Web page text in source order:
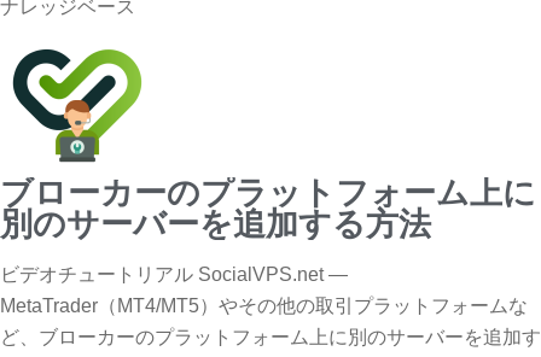
ナレッジベース
ブローカーのプラットフォーム上に
別のサーバーを追加する方法
ビデオチュートリアル SocialVPS.net —
MetaTrader（MT4/MT5）やその他の取引プラットフォームな
ど、ブローカーのプラットフォーム上に別のサーバーを追加す